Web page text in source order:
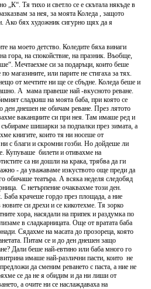
„К“. Тя тихо и светло се е скътала някъде в
за нея, за моята Коледа , защото
Ако бях художник сигурно щях да я
моето детство. Коледите бяха винаги
гора, на спокойствие, на празник. Въобще,
Мечтаехме си за подаръци, които беше
магазините, или парите не стигаха за тях.
от мечтите ни ще се сбъдне. Коледа беше и
А мама правеше най -вкусното реване.
сладкиш на моята баба, при която се
ден днешен не обичам реване. През лятото
ваканциите си при нея. Там имаше ред и
шишарки за подпалки през зимата, а
книгите, които тя ни носеше от
с благи и скромни гозби. Но дойдеше ли
Купуваше билети и отивахме на
са ни дошли на крака, трябва да ги
- да уважаваме изкуството още преди да
обичаше театъра. А всяка неделя следобяд
С нетърпение очаквахме този ден.
Баба крачеше гордо през площада, а ние
си дрехи и се кикотехме. Тя зорко
хора, насядали на припек и раздумка по
в сладкарницата. Още от вратата баба
Сядахме на масата до прозореца, която
Питам се и до ден днешен защо
Дали беше най-евтино или баба много го
имаше най-различни пасти, които не
да сменим реването с паста, а ние не
се да не я обидим и да ни лиши от
а очите ни се наслаждаваха на